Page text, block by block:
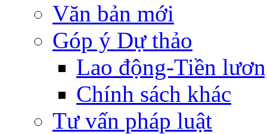
Văn bản mới
Góp ý Dự thảo
Lao động-Tiền
Chính sách khác
Tư vấn pháp luật